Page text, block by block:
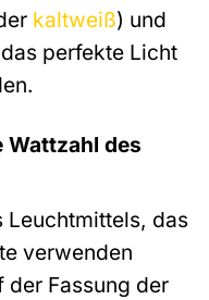
kaltweiß) und
perfekte Licht
Wattzahl des
Leuchtmittels, das
verwenden
der Fassung der